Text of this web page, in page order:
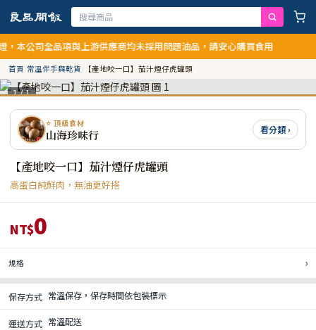
公司全品項與上游供應商均未採用問題油品，請安心購買食用
首頁/常溫伴手與乾貨/ 【產地咬一口】茄汁煙仔虎罐頭
1 / 1
⭐ 頂級食材
山海珍味行 看分類 ›
【產地咬一口】茄汁煙仔虎罐頭
高蛋白純鮮肉，無油更好搭
NT$0
規格 ›
保存方式 常溫保存，保存時間依包裝標示
運送方式 常溫配送